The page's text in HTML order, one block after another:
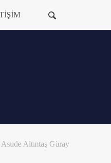
Asude Altıntaş Güray